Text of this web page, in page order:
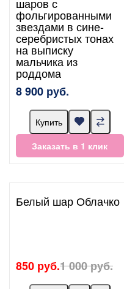
фольгированными
звездами в сине-
серебристых тонах
на выписку
мальчика из
роддома
8 900 руб.
Купить
Заказать в 1 клик
Белый шар Облачко
850 руб.1 000 руб.